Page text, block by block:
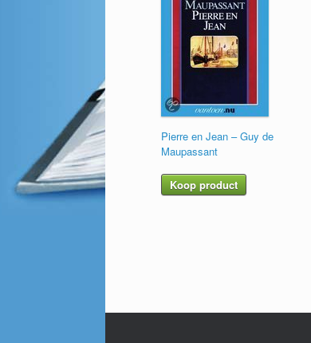
Pierre en Jean – Guy de
Maupassant
Koop product